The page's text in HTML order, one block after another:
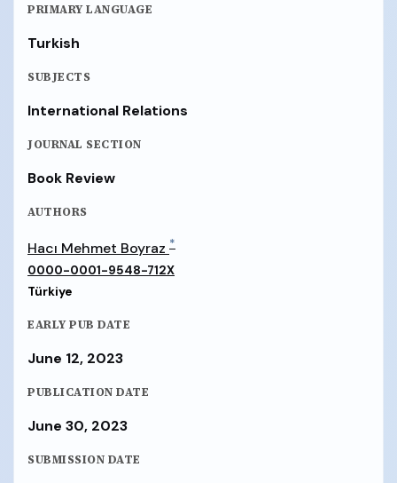
PRIMARY LANGUAGE
Turkish
SUBJECTS
International Relations
JOURNAL SECTION
Book Review
AUTHORS
Hacı Mehmet Boyraz *
0000-0001-9548-712X
Türkiye
EARLY PUB DATE
June 12, 2023
PUBLICATION DATE
June 30, 2023
SUBMISSION DATE